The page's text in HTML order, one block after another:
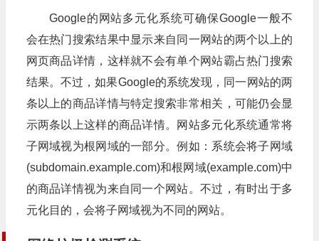
Google的网站多元化系统可确保Google一般不
会在热门搜索结果中显示来自同一网站的两个以上的
网页商品详情，这样就不会有单个网站霸占热门搜索
结果。不过，如果Google的系统发现，同一网站的两
条以上的商品详情与特定搜索非常相关，可能仍会显
示两条以上这样的商品详情。网站多元化系统通常将
子网域视为根网域的一部分。例如：系统会将子网域
(subdomain.example.com)和根网域(example.com)中
的商品详情视为来自同一个网站。不过，有时出于多
元化目的，会将子网域视为不同的网站。